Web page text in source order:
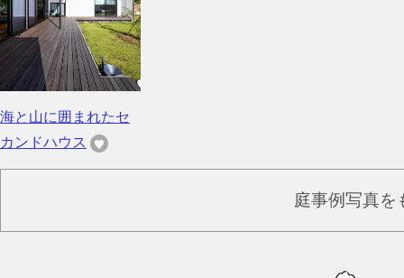
海と山に囲まれたセ
カンドハウス
庭事例写真を